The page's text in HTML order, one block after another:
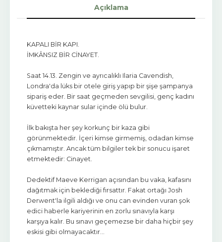
Açıklama
KAPALI BİR KAPI.
İMKÂNSIZ BİR CİNAYET.
Saat 14.13. Zengin ve ayrıcalıklı Ilaria Cavendish,
Londra'da lüks bir otele giriş yapıp bir şişe şampanya
sipariş eder. Bir saat geçmeden sevgilisi, genç kadını
küvetteki kaynar sular içinde ölü bulur.
İlk bakışta her şey korkunç bir kaza gibi
görünmektedir. İçeri kimse girmemiş, odadan kimse
çıkmamıştır. Ancak tüm bilgiler tek bir sonucu işaret
etmektedir: Cinayet.
Dedektif Maeve Kerrigan açısından bu vaka, kafasını
dağıtmak için beklediği fırsattır. Fakat ortağı Josh
Derwent'la ilgili aldığı ve onu can evinden vuran şok
edici haberle kariyerinin en zorlu sınavıyla karşı
karşıya kalır. Bu sınavı geçemezse bir daha hiçbir şey
eskisi gibi olmayacaktır…